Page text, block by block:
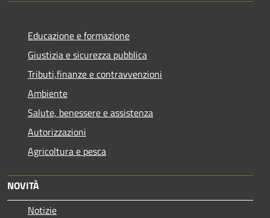
Educazione e formazione
Giustizia e sicurezza pubblica
Tributi,finanze e contravvenzioni
Ambiente
Salute, benessere e assistenza
Autorizzazioni
Agricoltura e pesca
NOVITÀ
Notizie